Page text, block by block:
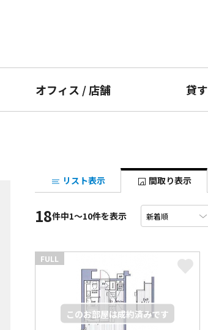
オフィス /店舗 貸す
リスト表示 間取り表示
18件中1〜10件を表示
FULL